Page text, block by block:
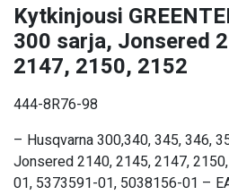
Kytkinjousi
300 sarja, Jonsered
2147, 2150, 2152
444-8R76-98
– Husqvarna 300,340, 345, 346,
Jonsered 2140, 2145, 2147,
01, 5373591-01, 5038156-01 –